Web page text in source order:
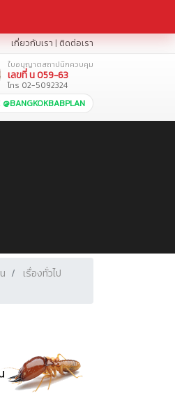
เกี่ยวกับเรา | ติดต่อเรา
ใบอนุญาตสถาปนิกควบคุม
เลขที่ น 059-63
โทร 02-5092324
@BANGKOKBABPLAN
เรื่องทั่วไป